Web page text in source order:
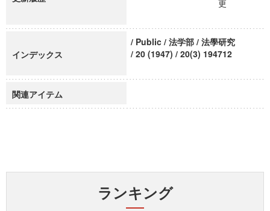
更
インデックス
/ Public / 法学部 / 法學研究
/ 20 (1947) / 20(3) 194712
関連アイテム
ランキング